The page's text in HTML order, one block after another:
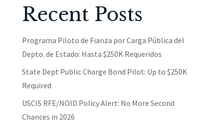
Recent Posts
Programa Piloto de Fianza por Carga Pública del
Depto. de Estado: Hasta $250K Requeridos
State Dept Public Charge Bond Pilot: Up to $250K
Required
USCIS RFE/NOID Policy Alert: No More Second
Chances in 2026